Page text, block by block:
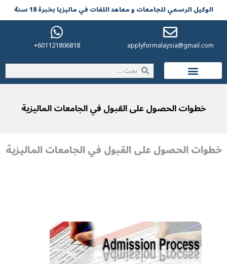
الوکیل الرسمي للجامعات و معاهد اللغات في مالیزیا بخبرة 18 سنة
applyformalaysia@gmail.com
601121806818+
خطوات الحصول على القبول في الجامعات الماليزية
خطوات الحصول على القبول في الجامعات الماليزية